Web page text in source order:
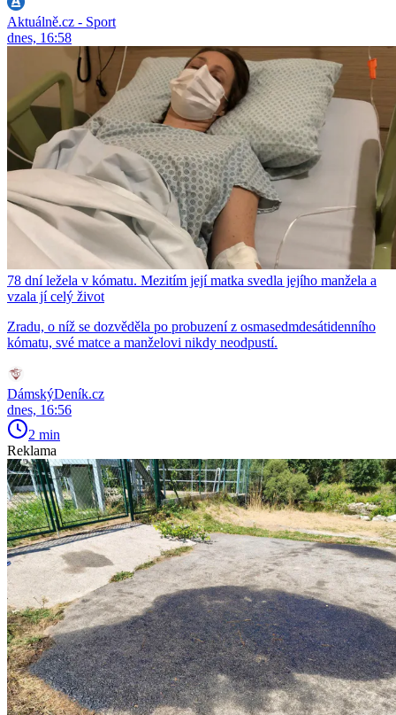
Aktuálně.cz - Sport
dnes, 16:58
78 dní ležela v kómatu. Mezitím její matka svedla jejího manžela a
vzala jí celý život
Zradu, o níž se dozvěděla po probuzení z osmasedmdesátidenního
kómatu, své matce a manželovi nikdy neodpustí.
DámskýDeník.cz
dnes, 16:56
2 min
Reklama